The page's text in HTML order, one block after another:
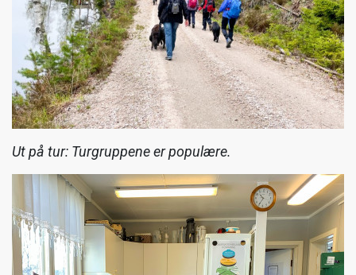
Ut på tur: Turgruppene er populære.